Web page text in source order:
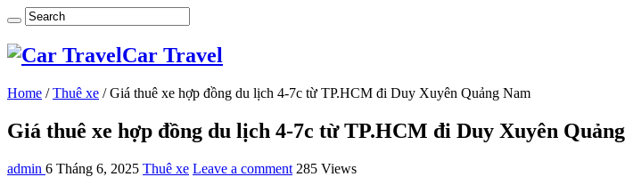
Car Travel
Home / Thuê xe / Giá thuê xe hợp đồng du lịch 4-7c từ TP.HCM đi Duy Xuyên Quảng Nam
Giá thuê xe hợp đồng du lịch 4-7c từ TP.HCM đi Duy Xuyên
admin 6 Tháng 6, 2025 Thuê xe Leave a comment 285 Views